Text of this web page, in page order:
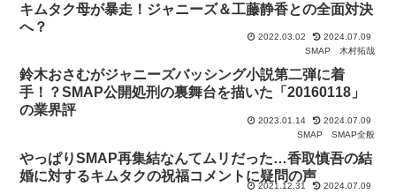
キムタク母が暴走！ジャニーズ＆工藤静香との全面対決
へ？
2022.03.02
2024.07.09
SMAP
木村拓哉
鈴木おさむがジャニーズバッシング小説第二弾に着
手！？SMAP公開処刑の裏舞台を描いた「20160118」
の業界評
2023.01.14
2024.07.09
SMAP
SMAP全般
やっぱりSMAP再集結なんてムリだった…香取慎吾の結
婚に対するキムタクの祝福コメントに疑問の声
2021.12.31
2024.07.09